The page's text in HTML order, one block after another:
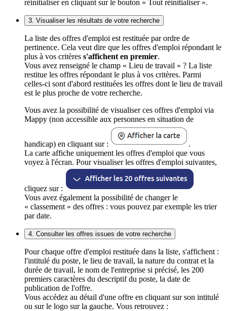
réinitialiser en cliquant sur le bouton « Tout réinitialiser ».
3. Visualiser les résultats de votre recherche
La liste des offres d'emploi est restituée par ordre de
pertinence. Cela veut dire que les offres d'emploi répondant le
plus à vos critères s'affichent en premier.
Vous avez renseigné le champ « Lieu de travail » ? La liste
restitue les offres répondant le plus à vos critères. Parmi
celles-ci sont d'abord restituées les offres dont le lieu de travail
est le plus proche de votre recherche.
Vous avez la possibilité de visualiser ces offres d'emploi via
Mappy (non accessible aux personnes en situation de
handicap) en cliquant sur :
.
La carte affiche uniquement les offres d'emploi que vous
voyez à l'écran. Pour visualiser les offres d'emploi suivantes,
cliquez sur :
Vous avez également la possibilité de changer le
« classement » des offres : vous pouvez par exemple les trier
par date.
4. Consulter les offres issues de votre recherche
Pour chaque offre d'emploi restituée dans la liste, s'affichent :
l'intitulé du poste, le lieu de travail, la nature du contrat et la
durée de travail, le nom de l'entreprise si précisé, les 200
premiers caractères du descriptif du poste, la date de
publication de l'offre.
Vous accédez au détail d'une offre en cliquant sur son intitulé
ou sur le logo sur la gauche. Vous retrouvez :